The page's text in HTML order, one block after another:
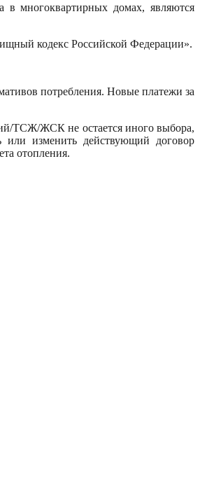
в многоквартирных домах, являются
кодекс Российской Федерации».
потребления. Новые платежи за
ТСЖ/ЖСК не остается иного выбора,
или изменить действующий договор
отопления.